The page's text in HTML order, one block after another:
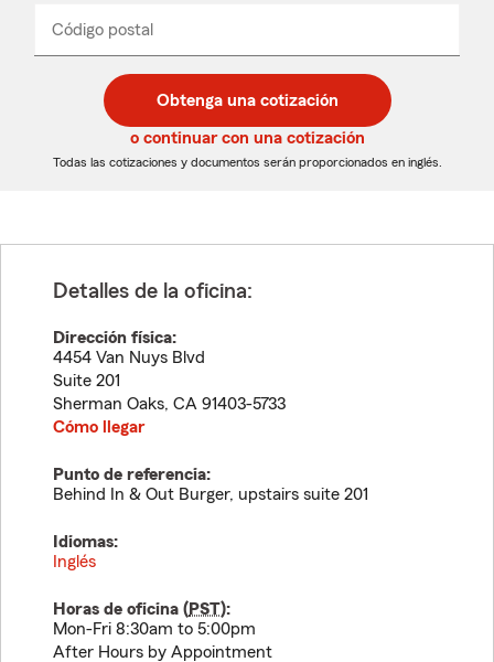
desplegable
Código postal
de
5
dígitos
de
5
dígitos
_____
Obtenga una cotización
o continuar con una cotización
Todas las cotizaciones y documentos serán proporcionados en inglés.
Detalles de la oficina:
Dirección física:
4454 Van Nuys Blvd
Suite 201
Sherman Oaks, CA 91403-5733
Cómo llegar
Punto de referencia:
Behind In & Out Burger, upstairs suite 201
Idiomas:
Inglés
Horas de oficina (PST):
Mon-Fri 8:30am to 5:00pm
After Hours by Appointment